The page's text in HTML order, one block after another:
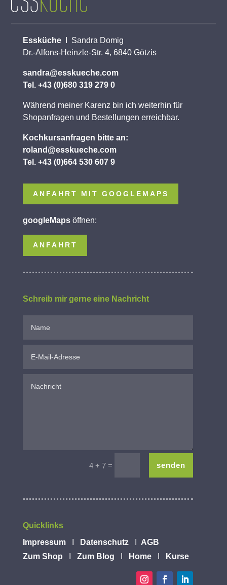
Essküche
I Sandra Domig
Dr.-Alfons-Heinzle-Str. 4, 6840 Götzis
sandra@esskueche.com
Tel. +43 (0)680 319 279 0
Während meiner Karenz bin ich weiterhin für
Shopanfragen und Bestellungen erreichbar.
Kochkursanfragen bitte an:
roland@esskueche.com
Tel. +43 (0)664 530 607 9
ANFAHRT MIT GOOGLEMAPS
googleMapsöffnen:
ANFAHRT
Schreib mir gerne eine Nachricht
4 + 7= senden
Quicklinks
ImpressumI DatenschutzI AGB
Zum Shop
Zum Blog HomeI Kurse